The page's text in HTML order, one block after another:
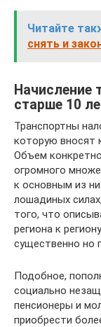
Читайте
снять и
Начисление
старше 10
Транспортны
которую вносят
Объем
огромного
к основным из
лошадиных
того, что
региона к
существенно но
Подобное,
социально
пенсионеры и
приобрести